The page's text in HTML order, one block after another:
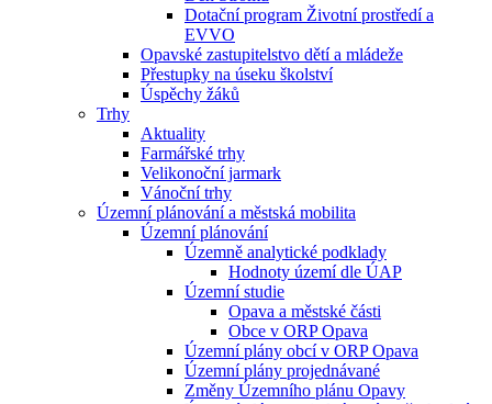
Dotační program Životní prostředí a
EVVO
Opavské zastupitelstvo dětí a mládeže
Přestupky na úseku školství
Úspěchy žáků
Trhy
Aktuality
Farmářské trhy
Velikonoční jarmark
Vánoční trhy
Územní plánování a městská mobilita
Územní plánování
Územně analytické podklady
Hodnoty území dle ÚAP
Územní studie
Opava a městské části
Obce v ORP Opava
Územní plány obcí v ORP Opava
Územní plány projednávané
Změny Územního plánu Opavy